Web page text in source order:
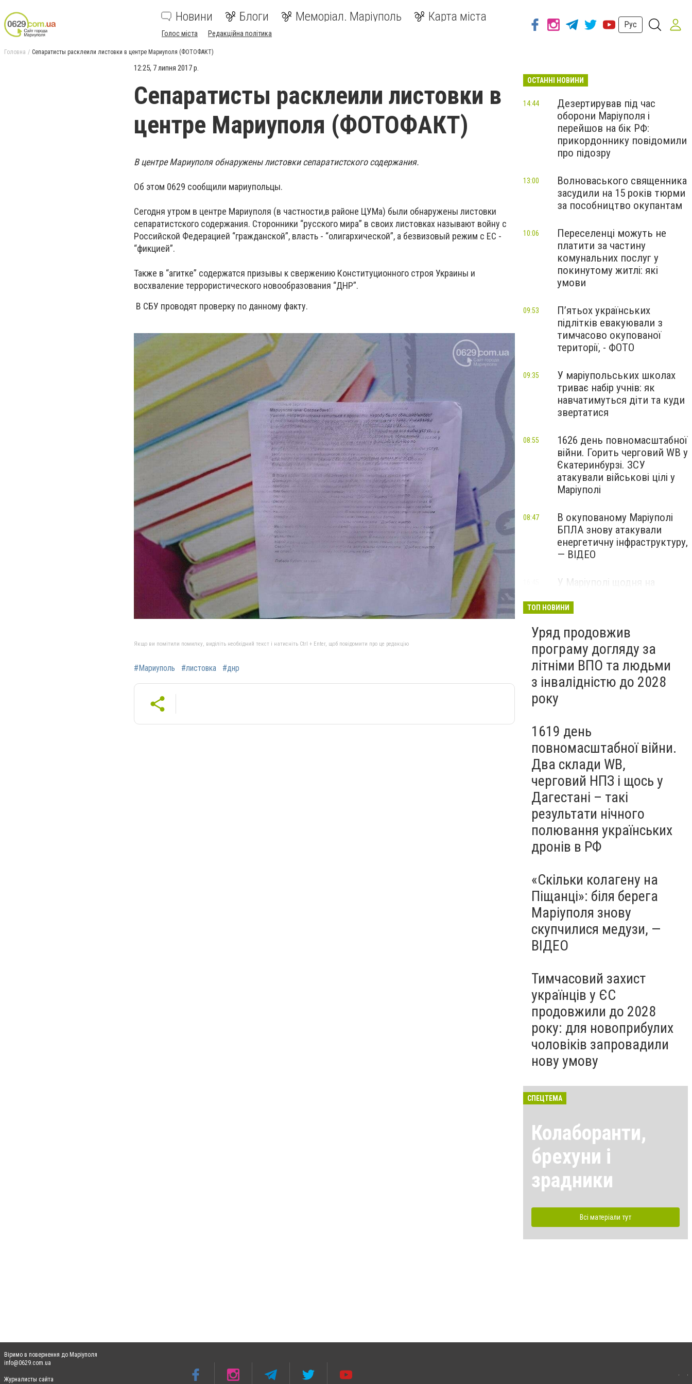
Новини Блоги Меморіал. Маріуполь Карта міста
Голос міста Редакційна політика
Рус
Головна Сепаратисты расклеили листовки в центре Мариуполя (ФОТОФАКТ)
12:25, 7 липня 2017 р.
Сепаратисты расклеили листовки в
центре Мариуполя (ФОТОФАКТ)
В центре Мариуполя обнаружены листовки сепаратистского содержания.
Об этом 0629 сообщили мариупольцы.
Сегодня утром в центре Мариуполя (в частности,в районе ЦУМа) были обнаружены листовки
сепаратистского содержания. Сторонники “русского мира” в своих листовках называют войну с
Российской Федерацией “гражданской”, власть - “олигархической”, а безвизовый режим с ЕС -
“фикцией”.
Также в “агитке” содержатся призывы к свержению Конституционного строя Украины и
восхваление террористического новообразования “ДНР”.
В СБУ проводят проверку по данному факту.
Якщо ви помітили помилку, виділіть необхідний текст і натисніть Ctrl + Enter, щоб повідомити про це редакцію
#Мариуполь #листовка #днр
ОСТАННІ НОВИНИ
Дезертирував під час
оборони Маріуполя і
перейшов на бік РФ:
прикордоннику повідомили
про підозру
14:44
Волноваського священника
засудили на 15 років тюрми
за пособництво окупантам
13:00
Переселенці можуть не
платити за частину
комунальних послуг у
покинутому житлі: які
умови
10:06
П’ятьох українських
підлітків евакуювали з
тимчасово окупованої
території, - ФОТО
09:53
У маріупольських школах
триває набір учнів: як
навчатимуться діти та куди
звертатися
09:35
1626 день повномасштабної
війни. Горить черговий WB у
Єкатеринбурзі. ЗСУ
атакували військові цілі у
Маріуполі
08:55
В окупованому Маріуполі
БПЛА знову атакували
енергетичну інфраструктуру,
— ВІДЕО
08:47
У Маріуполі щодня на
відключатимуть світло: це
ТОП НОВИНИ
Уряд продовжив
програму догляду за
літніми ВПО та людьми
з інвалідністю до 2028
року
1619 день
повномасштабної війни.
Два склади WB,
черговий НПЗ і щось у
Дагестані – такі
результати нічного
полювання українських
дронів в РФ
«Скільки колагену на
Піщанці»: біля берега
Маріуполя знову
скупчилися медузи, —
ВІДЕО
Тимчасовий захист
українців у ЄС
продовжили до 2028
року: для новоприбулих
чоловіків запровадили
нову умову
СПЕЦТЕМА
Колаборанти,
брехуни і
зрадники
Всі матеріали тут
Віримо в повернення до Маріуполя
info@0629.com.ua
Журналисты сайта